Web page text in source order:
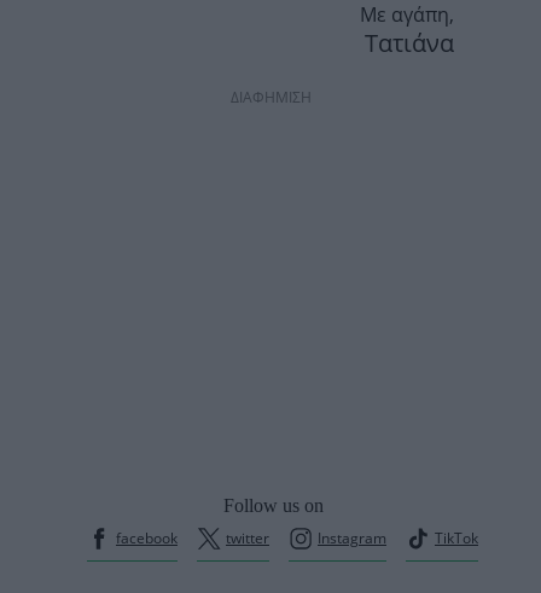
Με αγάπη,
Τατιάνα
ΔΙΑΦΗΜΙΣΗ
Follow us on
facebook
twitter Instagram TikTok